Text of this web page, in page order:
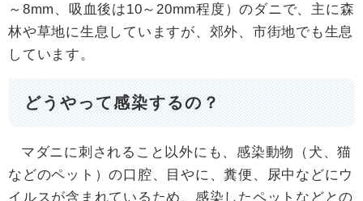
～8mm、吸血後は10～20mm程度）のダニで、主に森
林や草地に生息していますが、郊外、市街地でも生息
しています。
どうやって感染するの？
マダニに刺されること以外にも、感染動物（犬、猫
などのペット）の口腔、目やに、糞便、尿中などにウ
イルスが含まれているため、感染したペットなどとの